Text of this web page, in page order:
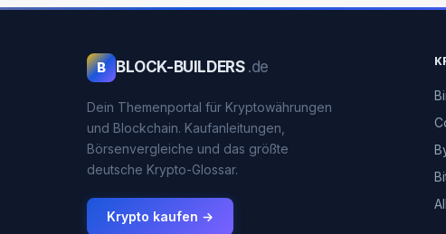
B BLOCK-BUILDERS .de
Dein Themenportal für Kryptowährungen
und Blockchain. Kaufanleitungen,
Börsenvergleiche und das größte
deutsche Krypto-Glossar.
Krypto kaufen →